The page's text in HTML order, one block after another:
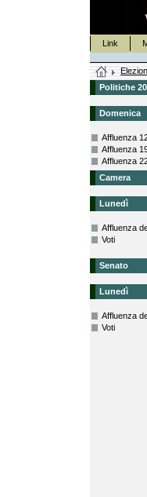
Link
Politiche
Domenica
Affluenza
Affluenza
Affluenza
Camera
Lunedì
Affluenza
Voti
Senato
Lunedì
Affluenza
Voti